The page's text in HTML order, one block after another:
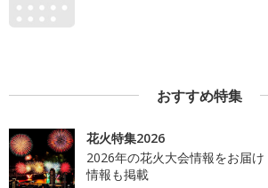
おすすめ特集
花火特集2026
2026年の花火大会情報をお届
情報も掲載